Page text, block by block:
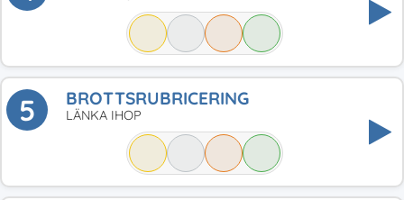
5 BROTTSRUBRICERING
LÄNKA IHOP